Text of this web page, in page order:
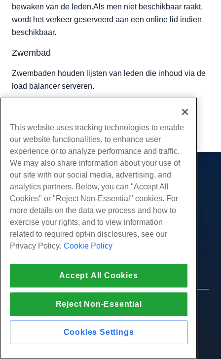
bewaken van de leden.Als men niet beschikbaar raakt,
wordt het verkeer geserveerd aan een online lid indien
beschikbaar.
Zwembad
Zwembaden houden lijsten van leden die inhoud via de
load balancer serveren.
Kopiëren URL
Producten
Web hosting
Zakelijke hosting
White Label-wederverkoper
Beheerde Linux VPS
Onbeheerde Windows VPS
Cloud Servers
Load Balancers
Blokkeer opslag
SSL Certificaten
Diensten
Website-migraties
Gemeenschap
Productdocumentatie
Tutorials
Bedrijf
Over ons
Neem contact op
druk op
Affiliate-programma
Politie
Partnerovereenkomst
Ondersteuning
Live chat met ons
Open een ondersteuningskaartje
© 2010-2026 Hostwinds, een HostPapa Inc. bedrijf.
This website uses tracking technologies to enable
our website functionalities, to enhance user
experience or to analyze performance and traffic.
We may also share information about your use of
our site with our social media, advertising, and
analytics partners. Below, you can "Accept All
Cookies" or "Reject Non-Essential" cookies. For
more details on the data we process and how to
exercise your rights, and to view information
related to required opt-in disclosures, see our
Privacy Policy. Cookie Policy
Accept All Cookies
Reject Non-Essential
Cookies Settings